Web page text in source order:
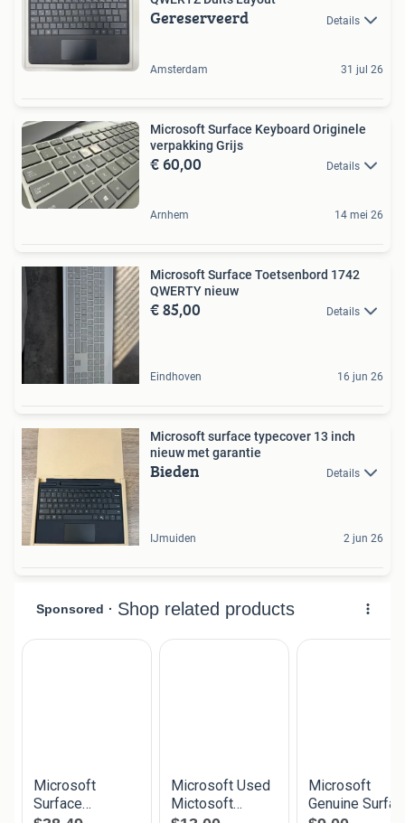
Gereserveerd Details
Amsterdam 31 jul 26
Microsoft Surface Keyboard Originele
verpakking Grijs
€ 60,00 Details
Arnhem 14 mei 26
Microsoft Surface Toetsenbord 1742
QWERTY nieuw
€ 85,00 Details
Eindhoven 16 jun 26
Microsoft surface typecover 13 inch
nieuw met garantie
Bieden Details
IJmuiden 2 jun 26